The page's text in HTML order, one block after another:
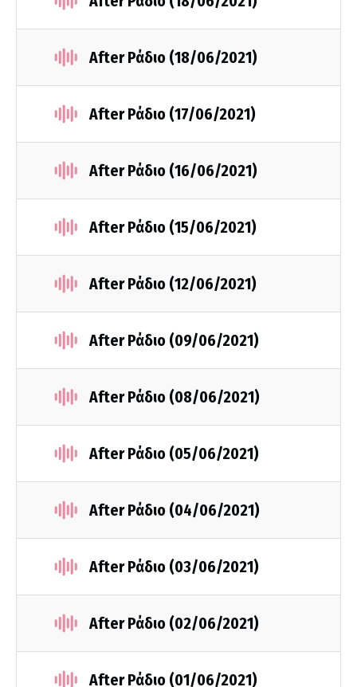
After Ράδιο (18/06/2021)
After Ράδιο (17/06/2021)
After Ράδιο (16/06/2021)
After Ράδιο (15/06/2021)
After Ράδιο (12/06/2021)
After Ράδιο (09/06/2021)
After Ράδιο (08/06/2021)
After Ράδιο (05/06/2021)
After Ράδιο (04/06/2021)
After Ράδιο (03/06/2021)
After Ράδιο (02/06/2021)
After Ράδιο (01/06/2021)